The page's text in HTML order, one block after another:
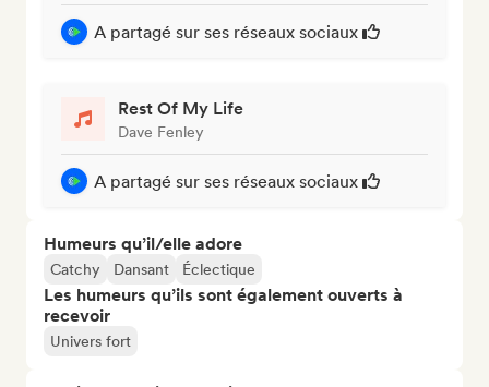
A partagé sur ses réseaux sociaux
Rest Of My Life
Dave Fenley
A partagé sur ses réseaux sociaux
Humeurs qu’il/elle adore
Catchy Dansant Éclectique
Les humeurs qu’ils sont également ouverts à
recevoir
Univers fort